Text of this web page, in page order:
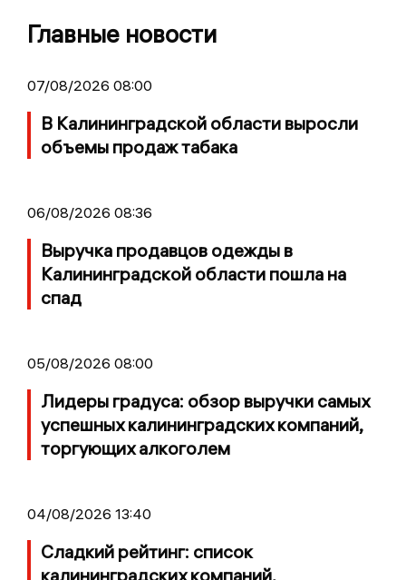
Главные новости
07/08/2026 08:00
В Калининградской области выросли
объемы продаж табака
06/08/2026 08:36
Выручка продавцов одежды в
Калининградской области пошла на
спад
05/08/2026 08:00
Лидеры градуса: обзор выручки самых
успешных калининградских компаний,
торгующих алкоголем
04/08/2026 13:40
Сладкий рейтинг: список
калининградских компаний,